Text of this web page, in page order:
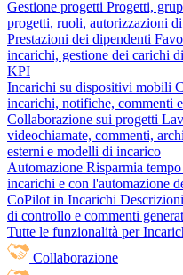
Gestione progetti Progetti,
progetti, ruoli, autorizzazioni di
Prestazioni dei dipendenti
incarichi, gestione dei carichi
KPI
Incarichi su dispositivi mobili
incarichi, notifiche, commenti
Collaborazione sui progetti
videochiamate, commenti,
esterni e modelli di incarico
Automazione Risparmia
incarichi e con l'automazione
CoPilot in Incarichi
di controllo e commenti
Tutte le funzionalità per
Collaborazione